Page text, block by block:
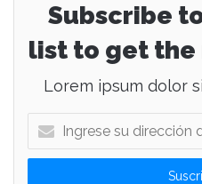
Subscribe
list to get the
Lorem ipsum dolor
g